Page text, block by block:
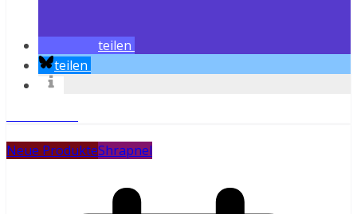
teilen
teilen
Neue ProdukteShrapnel